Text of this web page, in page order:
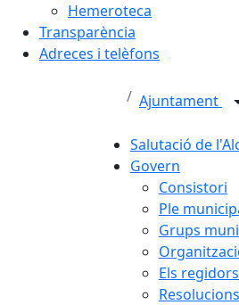
Hemeroteca
Transparència
Adreces i telèfons
Ajuntament
Salutació de
Govern
Consistori
Ple
Grups
Els regidors